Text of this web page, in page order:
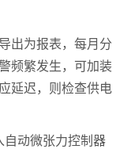
出为报表，每月分
频繁发生，可加装
延迟，则检查供电
自动微张力控制器